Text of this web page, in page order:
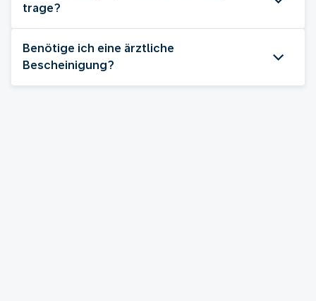
trage?
Benötige ich eine ärztliche
Bescheinigung?